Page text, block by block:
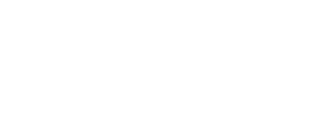
baik bersama perusahaan sehingga tercipta